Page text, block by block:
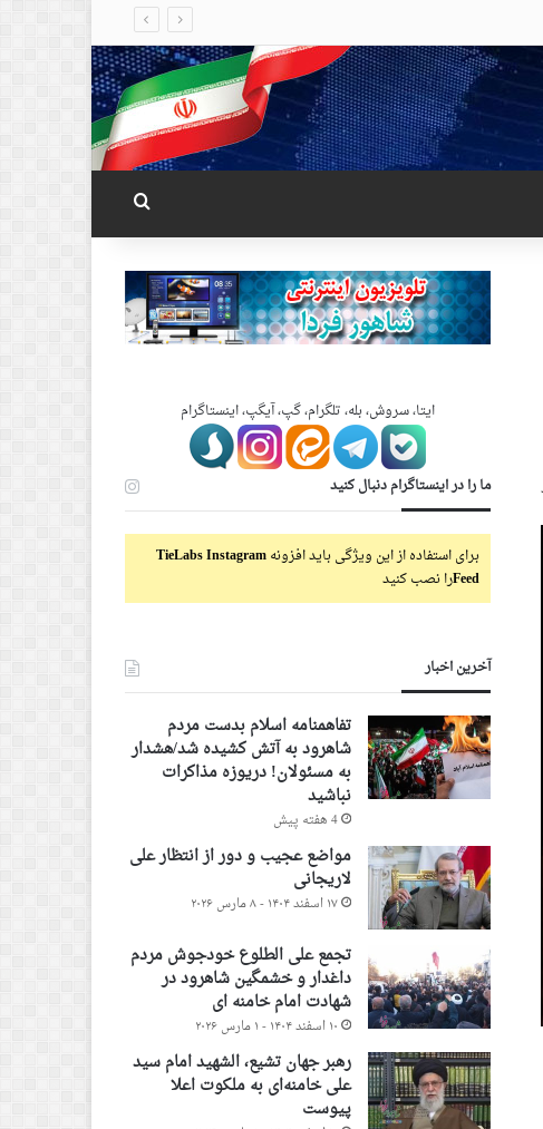
جستجو برای
ایتا، سروش، بله، تلگرام، گپ، آیگپ، اینستاگرام
ما را در اینستاگرام دنبال کنید
برای استفاده از این ویژگی باید افزونهTieLabs Instagram
Feedرا نصب کنید
آخرین اخبار
تفاهمنامه اسلام بدست مردم
شاهرود به آتش کشیده شد/هشدار
به مسئولان! دریوزه مذاکرات
نباشید
4 هفته پیش
مواضع عجیب و دور از انتظار علی
لاریجانی
۱۷ اسفند ۱۴۰۴ - ۸ مارس ۲۰۲۶
تجمع علی الطلوع خودجوش مردم
داغدار و خشمگین شاهرود در
شهادت امام خامنه ای
۱۰ اسفند ۱۴۰۴ - ۱ مارس ۲۰۲۶
رهبر جهان تشیع، الشهید امام سید
علی خامنه‌ای به ملکوت اعلا
پیوست